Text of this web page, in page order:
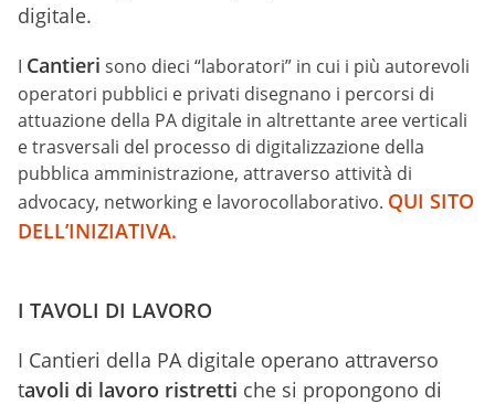
digitale.
I Cantieri sono dieci “laboratori” in cui i più autorevoli
operatori pubblici e privati disegnano i percorsi di
attuazione della PA digitale in altrettante aree verticali
e trasversali del processo di digitalizzazione della
pubblica amministrazione, attraverso attività di
advocacy, networking e lavorocollaborativo. QUI SITO
DELL’INIZIATIVA.
I TAVOLI DI LAVORO
I Cantieri della PA digitale operano attraverso
tavoli di lavoro ristretti che si propongono di